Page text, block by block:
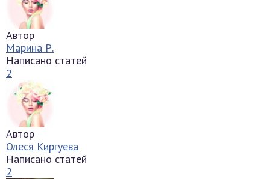
Автор
Марина Р.
Написано статей
2
Автор
Олеся Киргуева
Написано статей
2